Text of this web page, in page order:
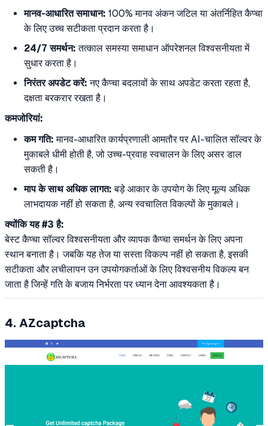
मानव-आधारित समाधान: 100% मानव अंकन जटिल या अंतर्निहित कैप्चा
के लिए उच्च सटीकता प्रदान करता है।
24/7 समर्थन: तत्काल समस्या समाधान ऑपरेशनल विश्वसनीयता में
सुधार करता है।
निरंतर अपडेट करें: नए कैप्चा बदलावों के साथ अपडेट करता रहता है,
दक्षता बरकरार रखता है।
कमजोरियां:
कम गति: मानव-आधारित कार्यप्रणाली आमतौर पर AI-चालित सॉल्वर के
मुकाबले धीमी होती है, जो उच्च-प्रवाह स्वचालन के लिए असर डाल
सकती है।
माप के साथ अधिक लागत: बड़े आकार के उपयोग के लिए मूल्य अधिक
लाभदायक नहीं हो सकता है, अन्य स्वचालित विकल्पों के मुकाबले।
क्योंकि यह #3 है:
बेस्ट कैप्चा सॉल्वर विश्वसनीयता और व्यापक कैप्चा समर्थन के लिए अपना
स्थान बनाता है। जबकि यह तेज या सस्ता विकल्प नहीं हो सकता है, इसकी
सटीकता और लचीलापन उन उपयोगकर्ताओं के लिए विश्वसनीय विकल्प बन
जाता है जिन्हें गति के बजाय निर्भरता पर ध्यान देना आवश्यकता है।
4. AZcaptcha